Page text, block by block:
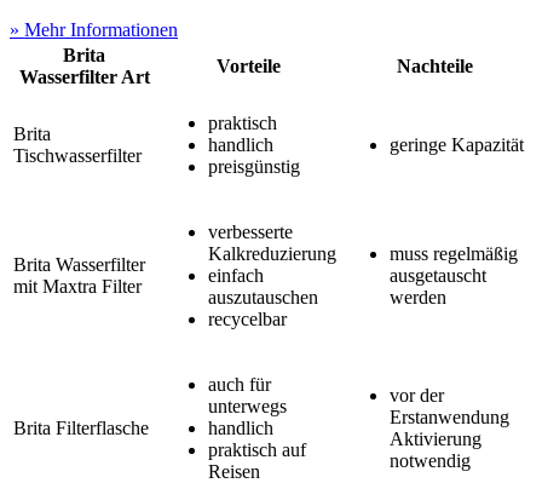
» Mehr Informationen
Brita
Wasserfilter Art
Vorteile Nachteile
Brita
Tischwasserfilter
praktisch
handlich
preisgünstig
geringe Kapazität
Brita Wasserfilter
mit Maxtra Filter
verbesserte
Kalkreduzierung
einfach
auszutauschen
recycelbar
muss regelmäßig
ausgetauscht
werden
Brita Filterflasche
auch für
unterwegs
handlich
praktisch auf
Reisen
vor der
Erstanwendung
Aktivierung
notwendig